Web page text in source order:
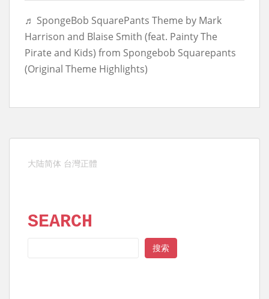
♬ SpongeBob SquarePants Theme by Mark
Harrison and Blaise Smith (feat. Painty The
Pirate and Kids) from Spongebob Squarepants
(Original Theme Highlights)
大陆简体 台灣正體
SEARCH
搜索